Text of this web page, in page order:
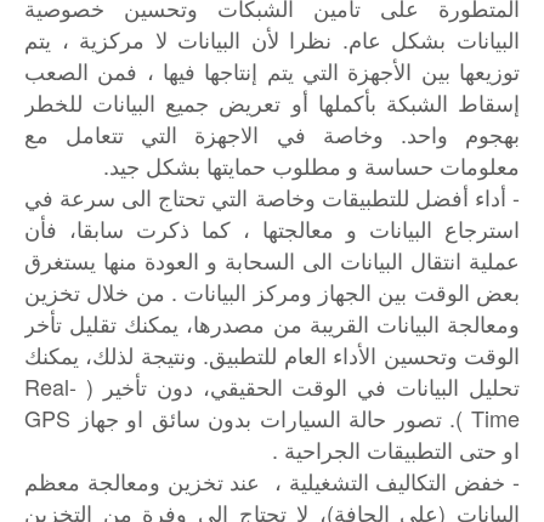
المتطورة على تأمين الشبكات وتحسين خصوصية
البيانات بشكل عام. نظرا لأن البيانات لا مركزية ، يتم
توزيعها بين الأجهزة التي يتم إنتاجها فيها ، فمن الصعب
إسقاط الشبكة بأكملها أو تعريض جميع البيانات للخطر
بهجوم واحد. وخاصة في الاجهزة التي تتعامل مع
معلومات حساسة و مطلوب حمايتها بشكل جيد.
- أداء أفضل للتطبيقات وخاصة التي تحتاج الى سرعة في
استرجاع البيانات و معالجتها ، كما ذكرت سابقا، فأن
عملية انتقال البيانات الى السحابة و العودة منها يستغرق
بعض الوقت بين الجهاز ومركز البيانات . من خلال تخزين
ومعالجة البيانات القريبة من مصدرها، يمكنك تقليل تأخر
الوقت وتحسين الأداء العام للتطبيق. ونتيجة لذلك، يمكنك
تحليل البيانات في الوقت الحقيقي، دون تأخير ( Real-
Time ). تصور حالة السيارات بدون سائق او جهاز GPS
او حتى التطبيقات الجراحية .
- خفض التكاليف التشغيلية ، عند تخزين ومعالجة معظم
البيانات (على الحافة)، لا تحتاج إلى وفرة من التخزين